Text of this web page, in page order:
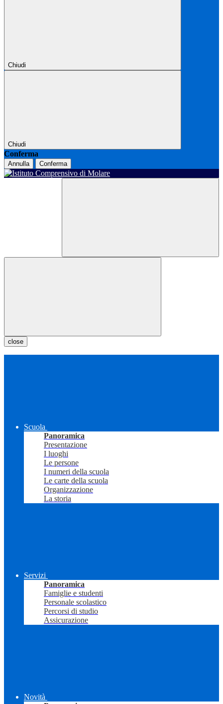
Chiudi
Chiudi
Conferma
Annulla Conferma
close
Scuola
Panoramica
Presentazione
I luoghi
Le persone
I numeri della scuola
Le carte della scuola
Organizzazione
La storia
Servizi
Panoramica
Famiglie e studenti
Personale scolastico
Percorsi di studio
Assicurazione
Novità